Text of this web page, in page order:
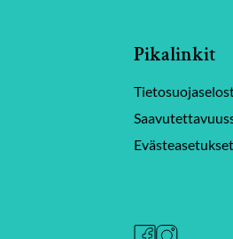
Pikalinkit
Evästeasetukset